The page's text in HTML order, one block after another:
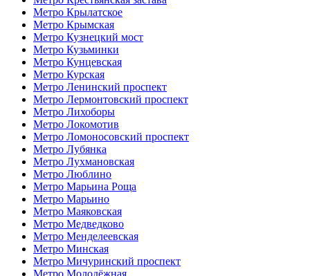
Метро Крылатское
Метро Крымская
Метро Кузнецкий мост
Метро Кузьминки
Метро Кунцевская
Метро Курская
Метро Ленинский проспект
Метро Лермонтовский проспект
Метро Лихоборы
Метро Локомотив
Метро Ломоносовский проспект
Метро Лубянка
Метро Лухмановская
Метро Люблино
Метро Марьина Роща
Метро Марьино
Метро Маяковская
Метро Медведково
Метро Менделеевская
Метро Минская
Метро Мичуринский проспект
Метро Молодёжная